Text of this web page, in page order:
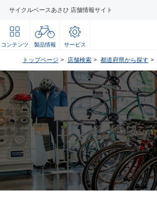
サイクルベースあさひ 店舗情報サイト
コンテンツ 製品情報 サービス
トップページ 店舗検索 都道府県から探す